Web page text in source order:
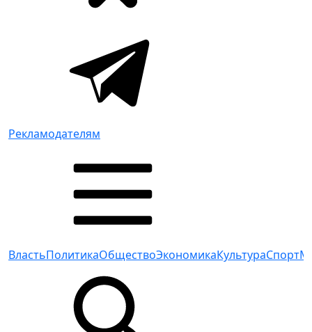
Рекламодателям
ВластьПолитикаОбществоЭкономикаКультураСпорт